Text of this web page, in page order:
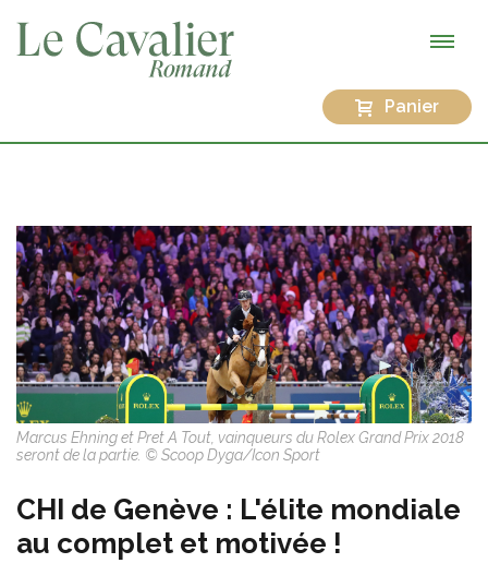
Panier
Marcus Ehning et Pret A Tout, vainqueurs du Rolex Grand Prix 2018
seront de la partie. © Scoop Dyga/Icon Sport
CHI de Genève : L'élite mondiale
au complet et motivée !